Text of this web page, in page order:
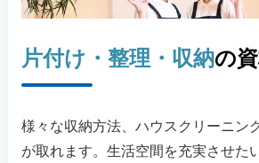
片付け・整理・収納の
様々な収納方法、ハウスクリーニン
が取れます。生活空間を充実させた